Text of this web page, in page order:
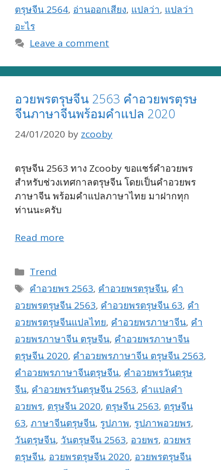
ตรุษจีน 2564, อ่านออกเสียง, แปลว่า, แปลว่า
อะไร
Leave a comment
อวยพรตรุษจีน 2563 คำอวยพรตุรษ
จีนภาษาจีนพร้อมคำแปล 2020
24/01/2020 by zcooby
ตรุษจีน 2563 ทาง Zcooby ขอแชร์คำอวยพร
สำหรับช่วงเทศกาลตรุษจีน โดยเป็นคำอวยพร
ภาษาจีน พร้อมคำแปลภาษาไทย มาฝากทุก
ท่านนะครับ
Read more
Categories
Trend
Tags
คำอวยพร 2563, คำอวยพรตรุษจีน, คำ
อวยพรตรุษจีน 2563, คำอวยพรตรุษจีน 63, คำ
อวยพรตรุษจีนแปลไทย, คำอวยพรภาษาจีน, คำ
อวยพรภาษาจีน ตรุษจีน, คำอวยพรภาษาจีน
ตรุษจีน 2020, คำอวยพรภาษาจีน ตรุษจีน 2563,
คำอวยพรภาษาจีนตรุษจีน, คำอวยพรวันตรุษ
จีน, คำอวยพรวันตรุษจีน 2563, คำแปลคำ
อวยพร, ตรุษจีน 2020, ตรุษจีน 2563, ตรุษจีน
63, ภาษาจีนตรุษจีน, รูปภาพ, รูปภาพอวยพร,
วันตรุษจีน, วันตรุษจีน 2563, อวยพร, อวยพร
ตรุษจีน, อวยพรตรุษจีน 2020, อวยพรตรุษจีน